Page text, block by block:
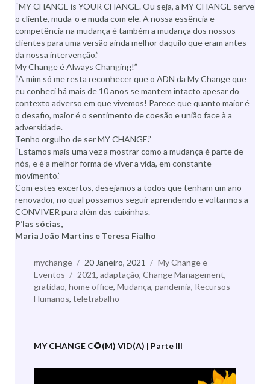
“MY CHANGE is YOUR CHANGE. Ou seja, a MY CHANGE serve
o cliente, muda-o e muda com ele. A nossa essência e
competência na mudança é também a mudança dos nossos
clientes para uma versão ainda melhor daquilo que eram antes
da nossa intervenção.”
My Change é Always Changing!”
“A mim só me resta reconhecer que o ADN da My Change que
eu conheci há mais de 10 anos se mantem intacto apesar do
contexto adverso em que vivemos! Parece que quanto maior é
o desafio, maior é o sentimento de coesão e união face à a
adversidade.
Tenho orgulho de ser MY CHANGE.”
“Estamos mais uma vez a mostrar como a mudança é parte de
nós, e é a melhor forma de viver a vida, em constante
movimento.”
Com estes excertos, desejamos a todos que tenham um ano
renovador, no qual possamos seguir aprendendo e voltarmos a
CONVIVER para além das caixinhas.
P’las sócias,
Maria João Martins e Teresa Fialho
Autor
mychange
Publicado
a
20 Janeiro, 2021 Categorias
My Change e
Eventos
Etiquetas
2021, adaptação, Change Management,
gratidao, home office, Mudança, pandemia, Recursos
Humanos, teletrabalho
MY CHANGE C🌻(M) VID(A) | Parte III